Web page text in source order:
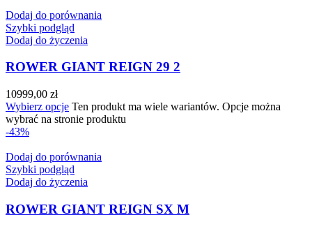
Dodaj do porównania
Szybki podgląd
Dodaj do życzenia
ROWER GIANT REIGN 29 2
10999,00 zł
Wybierz opcje Ten produkt ma wiele wariantów. Opcje można
wybrać na stronie produktu
-43%
Dodaj do porównania
Szybki podgląd
Dodaj do życzenia
ROWER GIANT REIGN SX M